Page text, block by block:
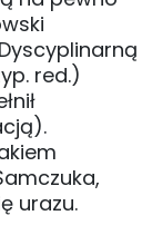
red.)
urazu.